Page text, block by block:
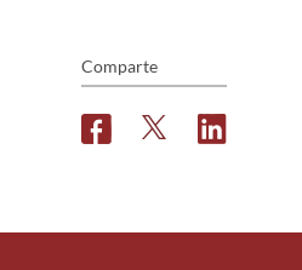
Comparte
F
b
T
t
L
e